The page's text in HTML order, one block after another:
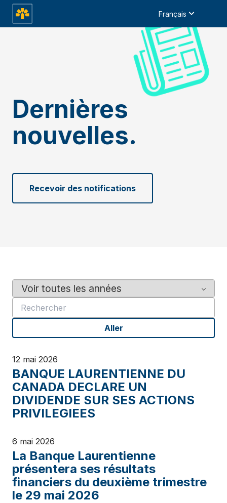
Français
Dernières
nouvelles.
Recevoir des notifications
e
r
o
s
c
é
Aller
12 mai 2026
BANQUE LAURENTIENNE DU
CANADA DECLARE UN
DIVIDENDE SUR SES ACTIONS
PRIVILEGIEES
6 mai 2026
La Banque Laurentienne
présentera ses résultats
financiers du deuxième trimestre
le 29 mai 2026